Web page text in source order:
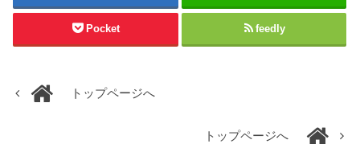
Pocket feedly
トップページへ
トップページへ